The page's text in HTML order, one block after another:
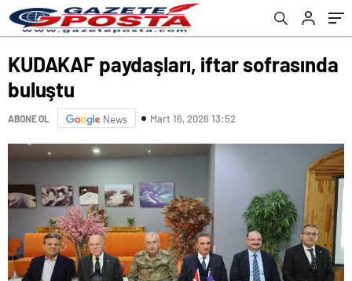
KUDAKAF paydaşları, iftar sofrasında
buluştu
ABONE OL News Mart 16, 2026 13:52